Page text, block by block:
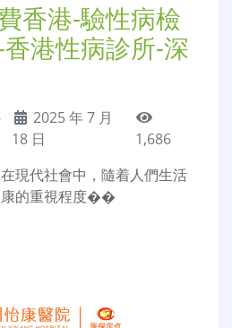
香港-驗性病檢
港性病診所-深
2025 年 7 月
18 日
1,686
現代社會中，隨着人們生活
康的重視程度��